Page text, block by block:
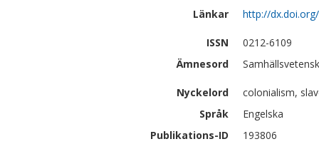
Länkar
http://
ISSN
0212-6109
Ämnesord
Nyckelord
colonialism,
Språk
Engelska
Publikations-ID
193806